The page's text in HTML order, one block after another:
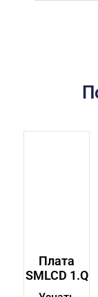
Плата
SMLCD 1.Q